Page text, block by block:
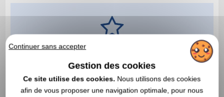
Continuer sans accepter
Gestion des cookies
Ce site utilise des cookies. Nous utilisons des cookies
afin de vous proposer une navigation optimale, pour nous